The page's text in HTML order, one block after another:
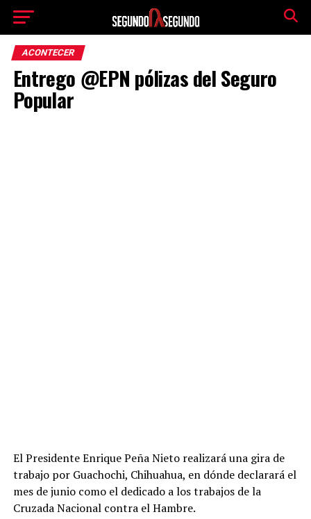
ACONTECER
Entrego @EPN pólizas del Seguro
Popular
El Presidente Enrique Peña Nieto realizará una gira de
trabajo por Guachochi, Chihuahua, en dónde declarará el
mes de junio como el dedicado a los trabajos de la
Cruzada Nacional contra el Hambre.